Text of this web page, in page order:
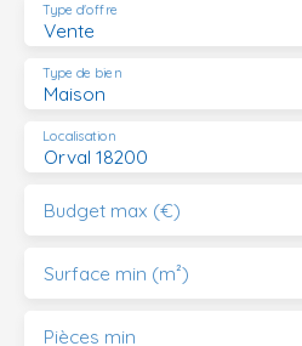
Vente
Type d'offre
Maison
Type de bien
Orval 18200
Localisation
Budget max (€)
Surface min (m²)
Pièces min